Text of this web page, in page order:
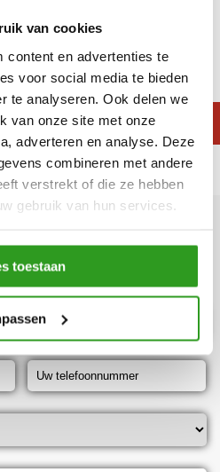
van cookies
content en advertenties te
voor social media te bieden
te analyseren. Ook delen we
van onze site met onze
adverteren en analyse. Deze
combineren met andere
verstrekt of die ze hebben
gebruik van hun services.
toestaan
AANVRAGEN